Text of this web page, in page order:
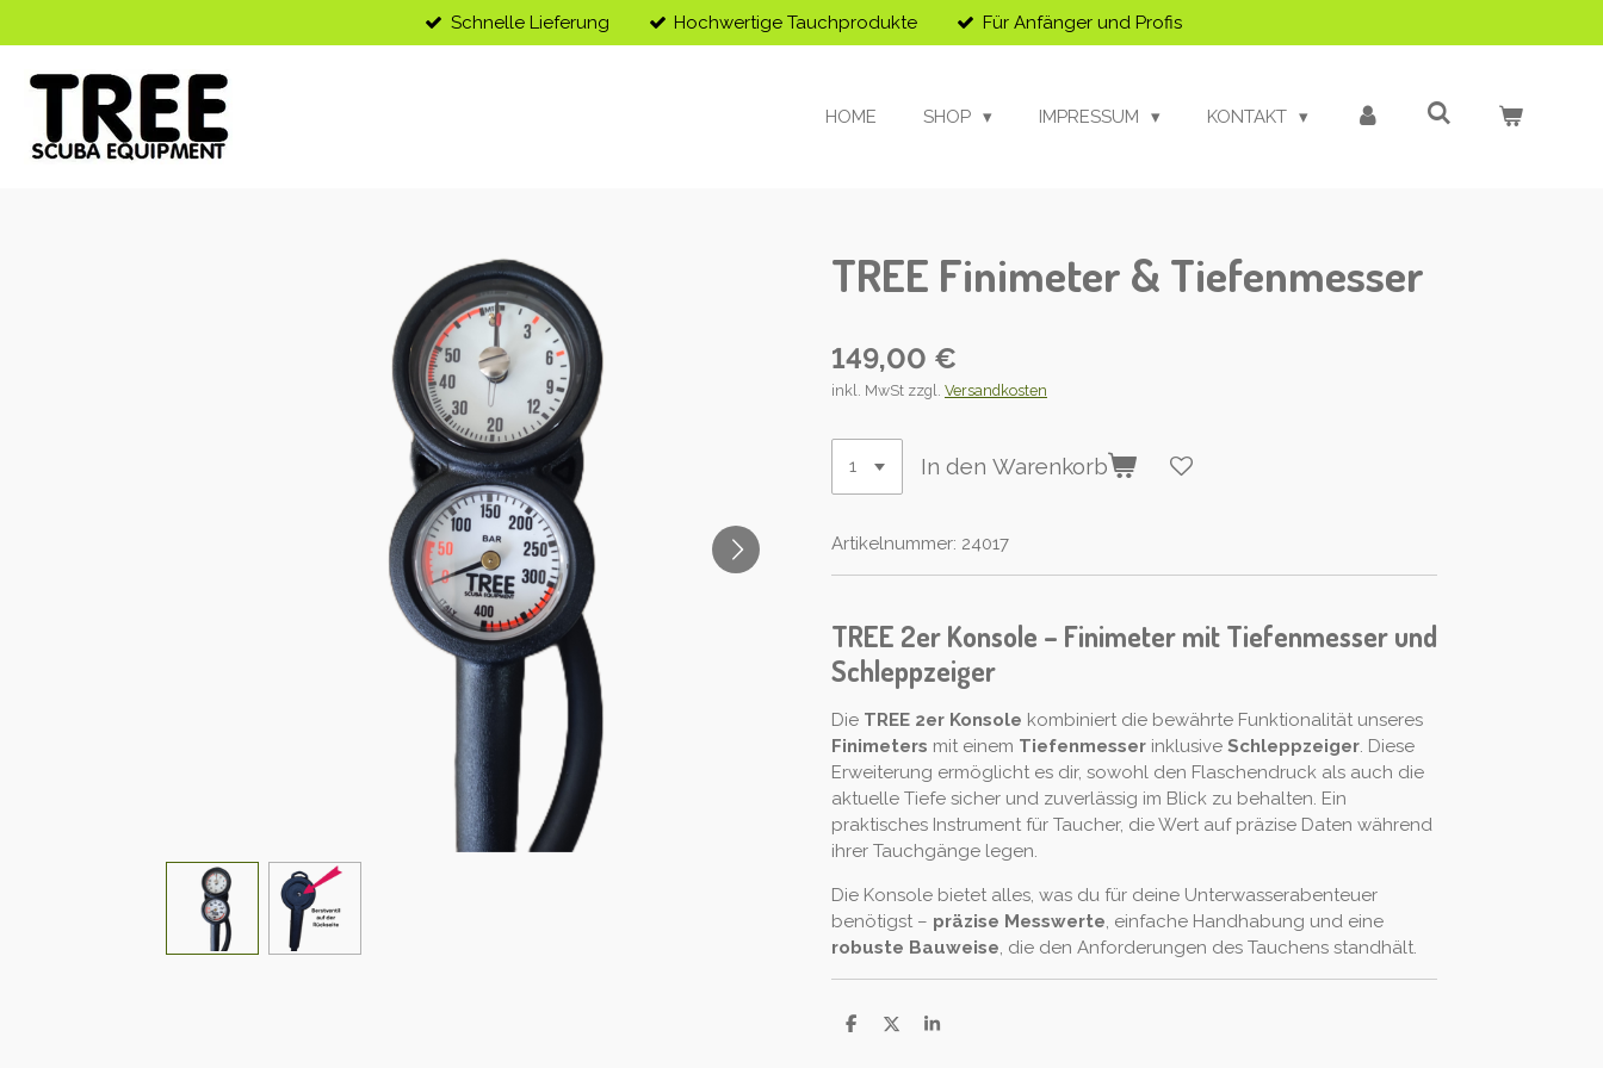
Hauptinhalt
springen
Schnelle Lieferung Hochwertige Tauchprodukte Für Anfänger und Profis
HOME SHOP IMPRESSUM KONTAKT
TREE Finimeter & Tiefenmesser
149,00 €
inkl. MwSt zzgl. Versandkosten
In den Warenkorb
Artikelnummer: 24017
TREE 2er Konsole – Finimeter mit Tiefenmesser und
Schleppzeiger
Die TREE 2er Konsole kombiniert die bewährte Funktionalität unseres
Finimeters mit einem Tiefenmesser inklusive Schleppzeiger. Diese
Erweiterung ermöglicht es dir, sowohl den Flaschendruck als auch die
aktuelle Tiefe sicher und zuverlässig im Blick zu behalten. Ein
praktisches Instrument für Taucher, die Wert auf präzise Daten während
ihrer Tauchgänge legen.
Die Konsole bietet alles, was du für deine Unterwasserabenteuer
benötigst – präzise Messwerte, einfache Handhabung und eine
robuste Bauweise, die den Anforderungen des Tauchens standhält.
T
T
T